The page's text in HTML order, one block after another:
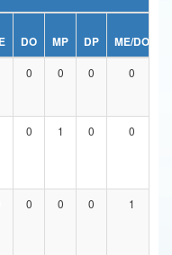
DO MP DP ME/DO
0 0 0 0
0 1 0 0
0 0 0 1